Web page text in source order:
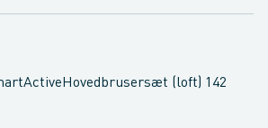
(loft) 142